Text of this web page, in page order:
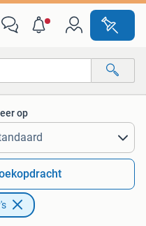
op